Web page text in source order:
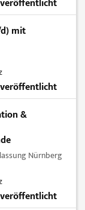
mit
&
Nürnberg